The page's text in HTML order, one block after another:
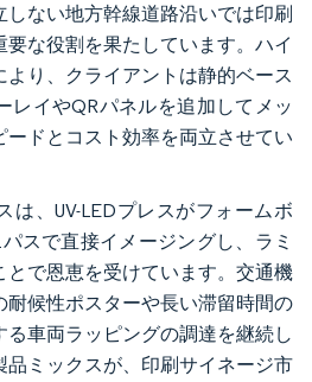
ない地方幹線道路沿いでは印刷
要な役割を果たしています。ハイ
り、クライアントは静的ベース
レイやQRパネルを追加してメッ
ドとコスト効率を両立させてい
は、UV-LEDプレスがフォームボ
スで直接イメージングし、ラミ
とで恩恵を受けています。交通機
候性ポスターや長い滞留時間の
車両ラッピングの調達を継続し
ミックスが、印刷サイネージ市